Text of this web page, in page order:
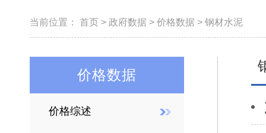
当前位置： 首页 > 政府数据 > 价格数据 > 钢材水泥
价格数据
价格综述